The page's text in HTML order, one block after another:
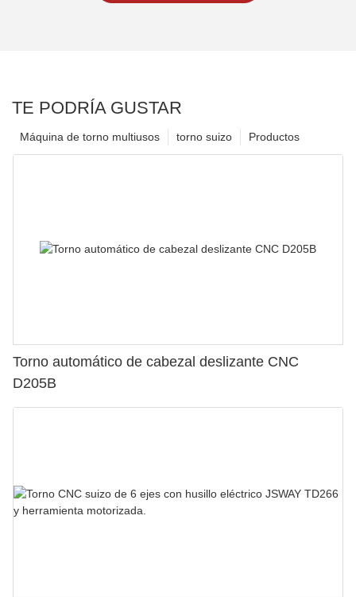
TE PODRÍA GUSTAR
Productos
torno suizo
Máquina de torno multiusos
Torno automático de cabezal deslizante CNC
D205B